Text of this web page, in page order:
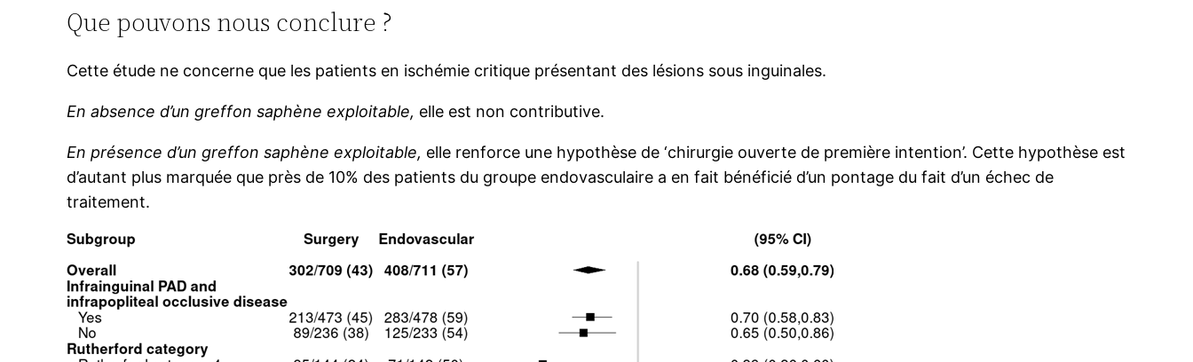
Que pouvons nous conclure ?
Cette étude ne concerne que les patients en ischémie critique présentant des lésions sous inguinales.
En absence d’un greffon saphène exploitable, elle est non contributive.
En présence d’un greffon saphène exploitable, elle renforce une hypothèse de ‘chirurgie ouverte de première intention’. Cette hypothèse est
d’autant plus marquée que près de 10% des patients du groupe endovasculaire a en fait bénéficié d’un pontage du fait d’un échec de
traitement.